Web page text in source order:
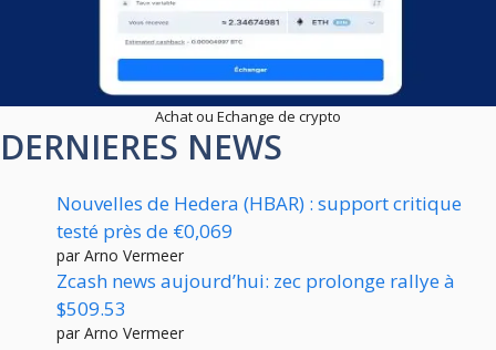
Achat ou Echange de crypto
DERNIERES NEWS
Nouvelles de Hedera (HBAR) : support critique
testé près de €0,069
par Arno Vermeer
Zcash news aujourd’hui: zec prolonge rallye à
$509.53
par Arno Vermeer